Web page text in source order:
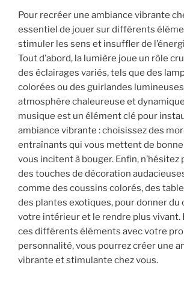
Pour recréer une ambiance vibrante
essentiel de jouer sur différents
stimuler les sens et insuffler de
Tout d’abord, la lumière joue un rôle
des éclairages variés, tels que des
colorées ou des guirlandes
atmosphère chaleureuse et
musique est un élément clé pour
ambiance vibrante : choisissez des
entraînants qui vous mettent de
vous incitent à bouger. Enfin, n’hésitez
des touches de décoration
comme des coussins colorés, des
des plantes exotiques, pour donner du
votre intérieur et le rendre plus vivant.
ces différents éléments avec votre
personnalité, vous pourrez créer une
vibrante et stimulante chez vous.